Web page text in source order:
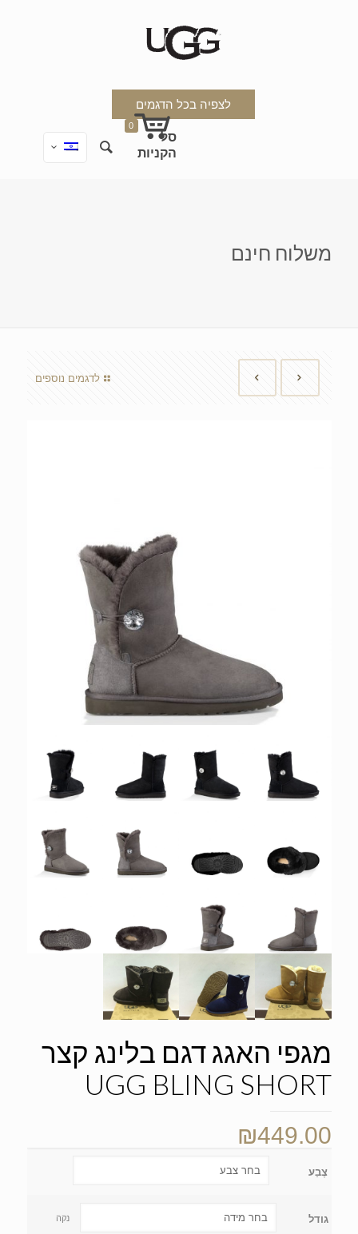
לצפיה בכל הדגמים
0
משלוח חינם
לדגמים נוספים
מגפי האגג דגם בלינג קצר
UGG BLING SHORT
₪449.00
צֶבַע
גודל נקה